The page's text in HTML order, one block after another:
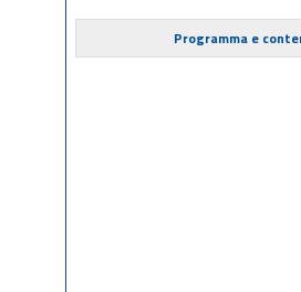
Programma e